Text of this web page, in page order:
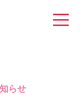
祉法人 桜風会
らせ